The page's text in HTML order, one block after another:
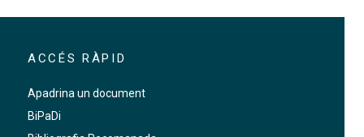
ACCÉS RÀPID
Apadrina un document
BiPaDi